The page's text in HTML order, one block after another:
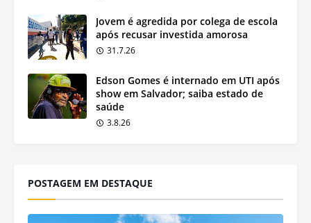
Jovem é agredida por colega de escola
após recusar investida amorosa
31.7.26
Edson Gomes é internado em UTI após
show em Salvador; saiba estado de
saúde
3.8.26
POSTAGEM EM DESTAQUE